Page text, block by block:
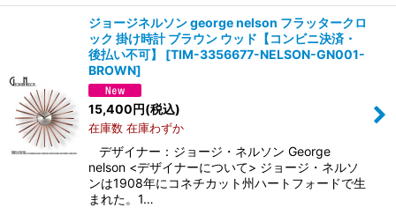
ジョージネルソン george nelson フラッタークロ
ック 掛け時計 ブラウン ウッド【コンビニ決済・
後払い不可】
[TIM-3356677-NELSON-GN001-
BROWN]
15,400円(税込)
在庫数 在庫わずか
デザイナー：ジョージ・ネルソン George
nelson <デザイナーについて> ジョージ・ネルソ
ンは1908年にコネチカット州ハートフォードで生
まれた。1…